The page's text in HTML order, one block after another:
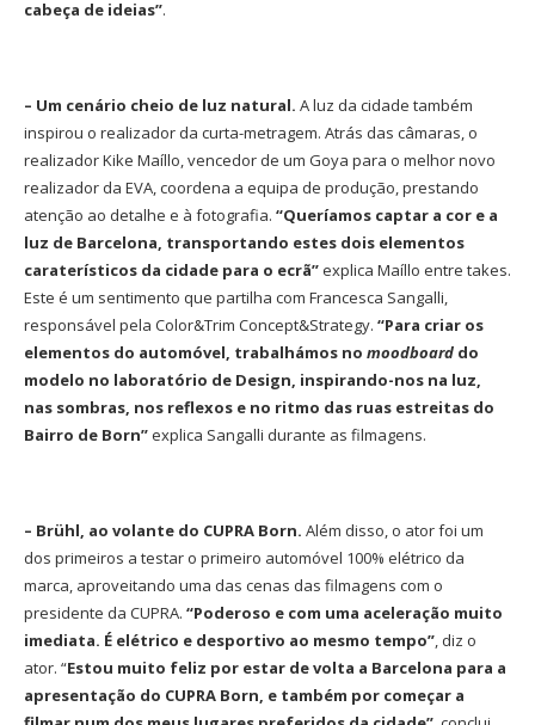
cabeça de ideias”.
– Um cenário cheio de luz natural. A luz da cidade também
inspirou o realizador da curta-metragem. Atrás das câmaras, o
realizador Kike Maíllo, vencedor de um Goya para o melhor novo
realizador da EVA, coordena a equipa de produção, prestando
atenção ao detalhe e à fotografia. “Queríamos captar a cor e a
luz de Barcelona, transportando estes dois elementos
caraterísticos da cidade para o ecrã”explica Maíllo entre takes.
Este é um sentimento que partilha com Francesca Sangalli,
responsável pela Color&Trim Concept&Strategy. “Para criar os
elementos do automóvel, trabalhámos no moodboard do
modelo no laboratório de Design, inspirando-nos na luz,
nas sombras, nos reflexos e no ritmo das ruas estreitas do
Bairro de Born”explica Sangalli durante as filmagens.
– Brühl, ao volante do CUPRA Born. Além disso, o ator foi um
dos primeiros a testar o primeiro automóvel 100% elétrico da
marca, aproveitando uma das cenas das filmagens com o
presidente da CUPRA. “Poderoso e com uma aceleração muito
imediata. É elétrico e desportivo ao mesmo tempo”, diz o
ator. “Estou muito feliz por estar de volta a Barcelona para a
apresentação do CUPRA Born, e também por começar a